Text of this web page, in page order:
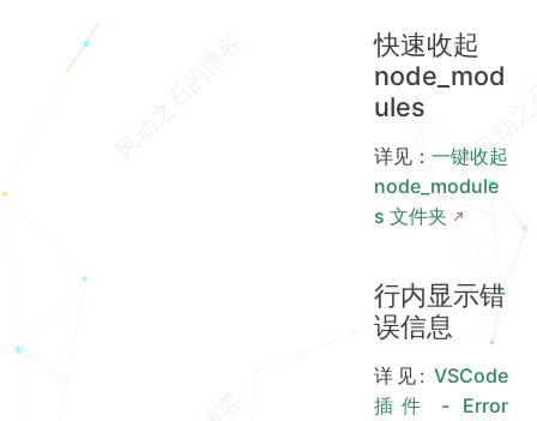
快速收起
node_mod
ules
详见：一键收起
node_module
s 文件夹
行内显示错
误信息
详见: VSCode
插件 - Error